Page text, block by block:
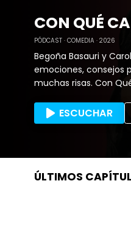
CON QUÉ
PÓDCAST COMEDIA 2026
Begoña Basauri y
emociones, consejos
muchas risas. Con Qué Cara, un programa que se emite en vivo y luego
ESCUCHAR
ÚLTIMOS